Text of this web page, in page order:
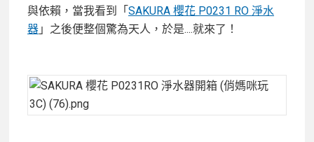
與依賴，當我看到「 SAKURA 櫻花 P0231 RO 淨水
器 」之後便整個驚為天人，於是....就來了！